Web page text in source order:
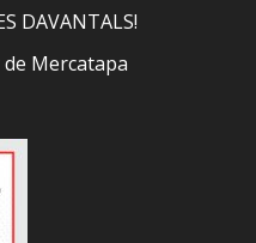
DAVANTALS!
Mercatapa